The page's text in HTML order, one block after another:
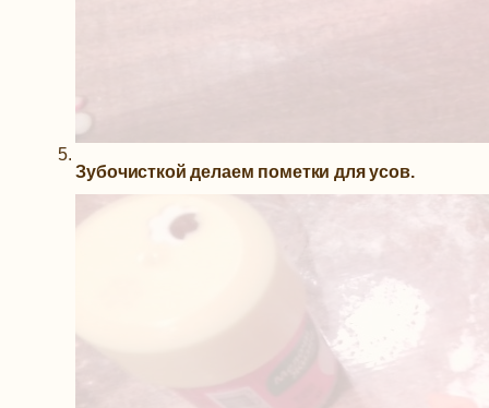
Зубочисткой делаем пометки для усов.